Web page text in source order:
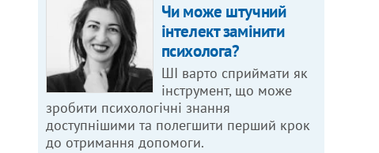
Чи може штучний
інтелект замінити
психолога?
ШІ варто сприймати як
інструмент, що може
зробити психологічні знання
доступнішими та полегшити перший крок
до отримання допомоги.